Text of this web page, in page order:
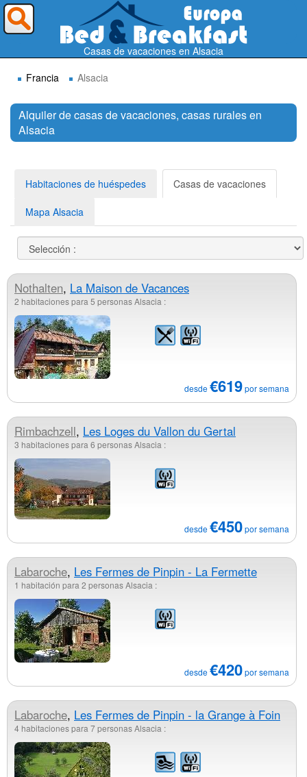
Casas de vacaciones en Alsacia
Francia
Alsacia
Alquiler de casas de vacaciones, casas rurales en
Alsacia
Habitaciones de huéspedes Casas de vacaciones
Mapa Alsacia
Nothalten, La Maison de Vacances
2 habitaciones para 5 personas Alsacia :
desde€619por semana
Rimbachzell, Les Loges du Vallon du Gertal
3 habitaciones para 6 personas Alsacia :
desde€450por semana
Labaroche, Les Fermes de Pinpin - La Fermette
1 habitación para 2 personas Alsacia :
desde€420por semana
Labaroche, Les Fermes de Pinpin - la Grange à Foin
4 habitaciones para 7 personas Alsacia :
¿A dónde quieres ir?